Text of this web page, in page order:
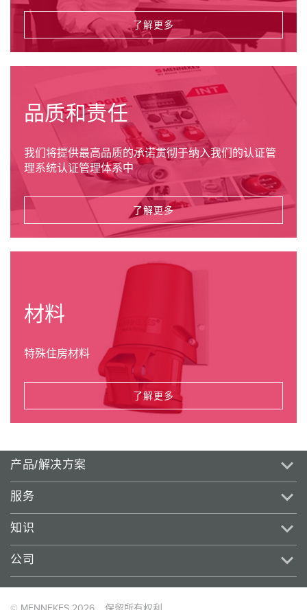
了解更多
品质和责任
我们将提供最高品质的承诺贯彻于纳入我们的认证管
理系统认证管理体系中
了解更多
材料
特殊住房材料
了解更多
产品/解决方案
服务
知识
公司